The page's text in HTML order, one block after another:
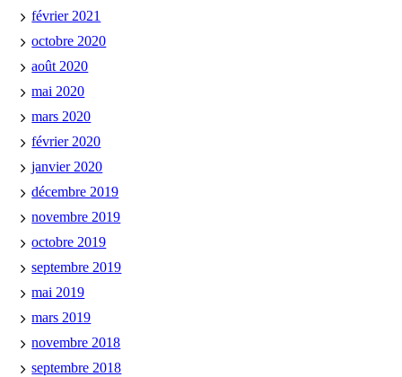
février 2021
octobre 2020
août 2020
mai 2020
mars 2020
février 2020
janvier 2020
décembre 2019
novembre 2019
octobre 2019
septembre 2019
mai 2019
mars 2019
novembre 2018
septembre 2018